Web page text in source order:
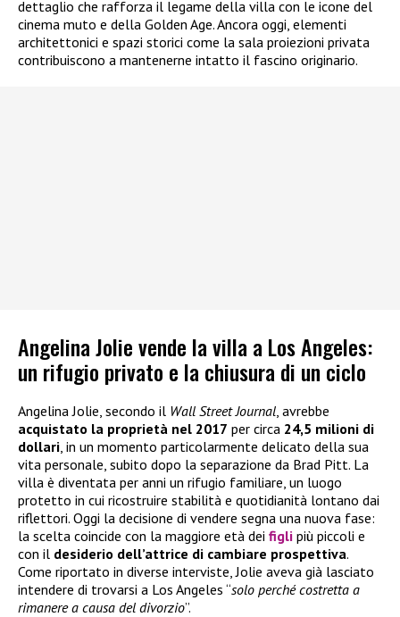
dettaglio che rafforza il legame della villa con le icone del
cinema muto e della Golden Age. Ancora oggi, elementi
architettonici e spazi storici come la sala proiezioni privata
contribuiscono a mantenerne intatto il fascino originario.
Angelina Jolie vende la villa a Los Angeles:
un rifugio privato e la chiusura di un ciclo
Angelina Jolie, secondo il Wall Street Journal , avrebbe
acquistato la proprietà nel 2017 per circa 24,5 milioni di
dollari , in un momento particolarmente delicato della sua
vita personale, subito dopo la separazione da Brad Pitt. La
villa è diventata per anni un rifugio familiare, un luogo
protetto in cui ricostruire stabilità e quotidianità lontano dai
riflettori. Oggi la decisione di vendere segna una nuova fase:
la scelta coincide con la maggiore età dei figli più piccoli e
con il desiderio dell’attrice di cambiare prospettiva.
Come riportato in diverse interviste, Jolie aveva già lasciato
intendere di trovarsi a Los Angeles “solo perché costretta a
rimanere a causa del divorzio”.